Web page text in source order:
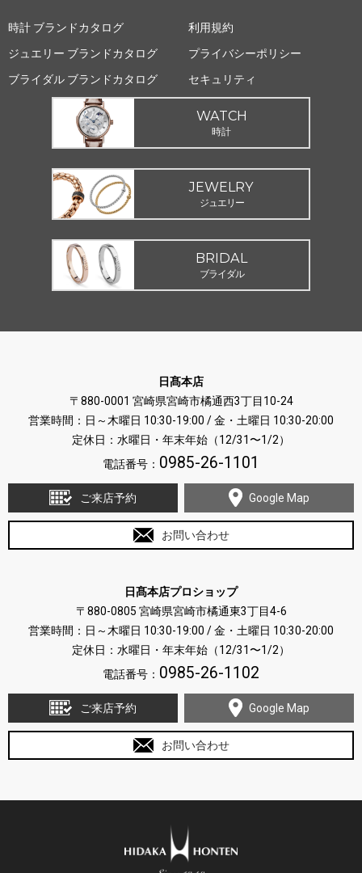
時計 ブランドカタログ
ジュエリー ブランドカタログ
ブライダル ブランドカタログ
利用規約
プライバシーポリシー
セキュリティ
WATCH
時計
JEWELRY
ジュエリー
BRIDAL
ブライダル
日髙本店
〒880-0001 宮崎県宮崎市橘通西3丁目10-24
営業時間：日～木曜日 10:30-19:00 / 金・土曜日 10:30-20:00
定休日：水曜日・年末年始（12/31〜1/2）
電話番号： 0985-26-1101
ご来店予約 Google Map
お問い合わせ
日髙本店プロショップ
〒880-0805 宮崎県宮崎市橘通東3丁目4-6
営業時間：日～木曜日 10:30-19:00 / 金・土曜日 10:30-20:00
定休日：水曜日・年末年始（12/31〜1/2）
電話番号： 0985-26-1102
ご来店予約 Google Map
お問い合わせ